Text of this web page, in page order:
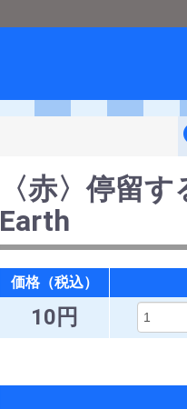
〈赤〉停留する大地
〈赤〉停留
Earth
価格（税込）
10円